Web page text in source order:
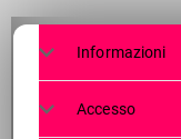
Informazioni
Accesso